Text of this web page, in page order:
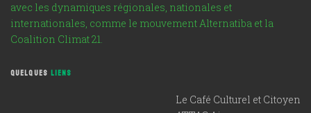
avec les dynamiques régionales, nationales et
internationales, comme le mouvement Alternatiba et la
Coalition Climat 21.
QUELQUES LIENS
Le Café Culturel et Citoyen